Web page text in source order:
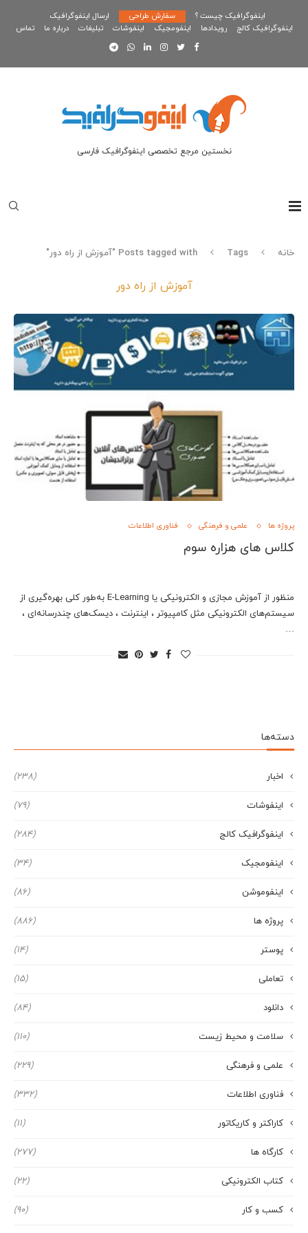
اینفوگرافیک چیست ؟ سفارش طراحی
ارسال اینفوگرافیک
اینفوگرافیک کالج
رویدادها اینفومجیک اینفوشات تبلیغات درباره ما تماس
نخستین مرجع تخصصی اینفوگرافیک فارسی
خانه Tags Posts tagged with "آموزش از راه دور"
آموزش از راه دور
پروژه ها علمی و فرهنگی فناوری اطلاعات
کلاس های هزاره سوم
منظور از آموزش مجازی و الكترونيكی يا E-Learning به‌طور کلی بهره‌گیری از
سیستم‌های الکترونیکی مثل کامپیوتر ، اینترنت ، دیسک‌های چندرسانه‌ای ،
…
دسته‌ها
اخبار (238)
اینفوشات (79)
اینفوگرافیک کالج (284)
اینفومجیک (34)
اینفوموشن (86)
پروژه ها (886)
پوستر (14)
تعاملی (15)
دانلود (84)
سلامت و محیط زیست (110)
علمی و فرهنگی (229)
فناوری اطلاعات (332)
کاراکتر و کاریکاتور (11)
کارگاه ها (277)
کتاب الکترونیکی (22)
کسب و کار (90)